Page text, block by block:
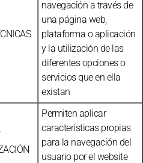
navegación a través de
una página web,
plataforma o aplicación
y la utilización de las
diferentes opciones o
servicios que en ella
existan
Permiten aplicar
características propias
para la navegación del
usuario por el website